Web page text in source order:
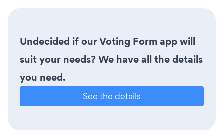
Undecided if our Voting Form app will
suit your needs? We have all the details
you need.
See the details